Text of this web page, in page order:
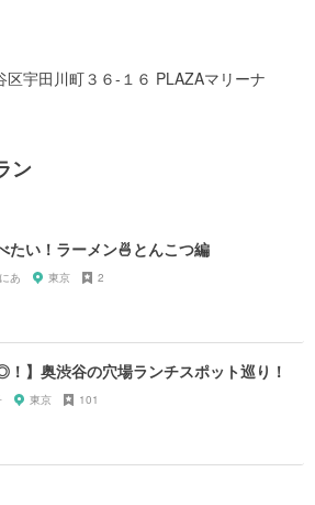
区宇田川町３６-１６ PLAZAマリーナ
ン
たい！ラーメン🍜とんこつ編
あ 東京 2
！】奥渋谷の穴場ランチスポット巡り！
東京 101